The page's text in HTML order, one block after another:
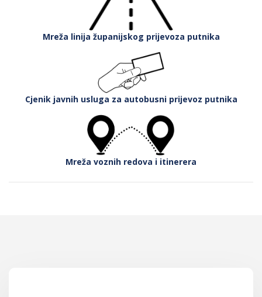
Mreža linija županijskog prijevoza putnika
Cjenik javnih usluga za autobusni prijevoz putnika
Mreža voznih redova i itinerera